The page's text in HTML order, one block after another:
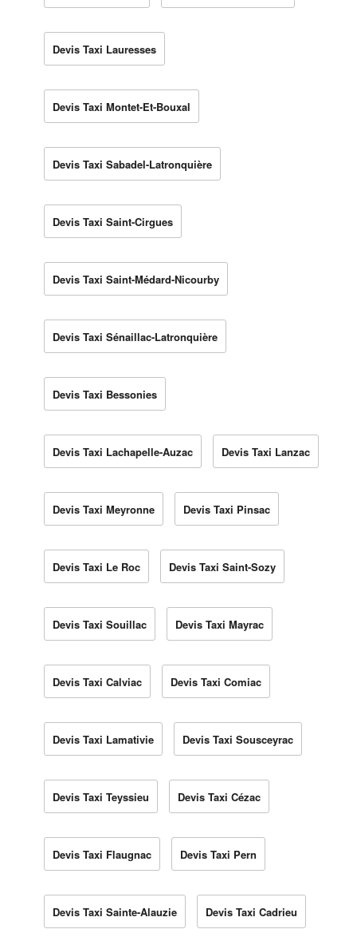
Devis Taxi Lauresses
Devis Taxi Montet-Et-Bouxal
Devis Taxi Sabadel-Latronquière
Devis Taxi Saint-Cirgues
Devis Taxi Saint-Médard-Nicourby
Devis Taxi Sénaillac-Latronquière
Devis Taxi Bessonies
Devis Taxi Lachapelle-Auzac Devis Taxi Lanzac
Devis Taxi Meyronne Devis Taxi Pinsac
Devis Taxi Le Roc Devis Taxi Saint-Sozy
Devis Taxi Souillac Devis Taxi Mayrac
Devis Taxi Calviac Devis Taxi Comiac
Devis Taxi Lamativie Devis Taxi Sousceyrac
Devis Taxi Teyssieu Devis Taxi Cézac
Devis Taxi Flaugnac Devis Taxi Pern
Devis Taxi Sainte-Alauzie Devis Taxi Cadrieu